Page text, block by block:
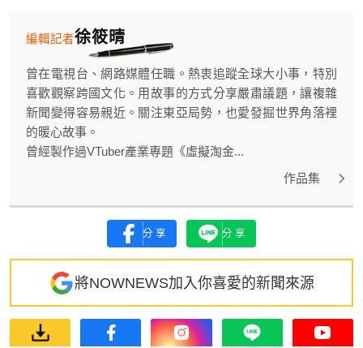
徐筱晴
編輯記者
曾在電視台、網路媒體任職。熱衷追蹤全球大小事，特別
喜歡觀察跨國文化。用故事的方式分享嚴肅議題，讓複雜
新聞變得容易親近。關注東亞局勢，也愛發掘世界角落裡
的暖心故事。
曾經製作過VTuber產業專題《虛擬淘金...
作品集
分享 分享
將NOWNEWS加入你喜愛的新聞來源